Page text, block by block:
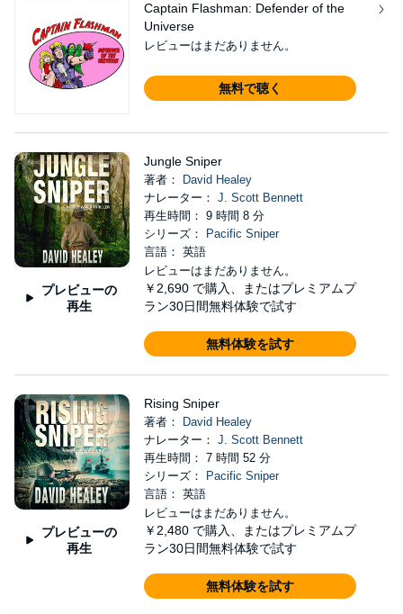
Captain Flashman: Defender of the
Universe
レビューはまだありません。
無料で聴く
プレビューの
再生
Jungle Sniper
著者：
David Healey
ナレーター： J. Scott Bennett
再生時間： 9 時間 8 分
シリーズ：
Pacific Sniper
言語： 英語
レビューはまだありません。
￥2,690 で購入、またはプレミアムプ
ラン30日間無料体験で試す
無料体験を試す
プレビューの
再生
Rising Sniper
著者：
David Healey
ナレーター： J. Scott Bennett
再生時間： 7 時間 52 分
シリーズ：
Pacific Sniper
言語： 英語
レビューはまだありません。
￥2,480 で購入、またはプレミアムプ
ラン30日間無料体験で試す
無料体験を試す